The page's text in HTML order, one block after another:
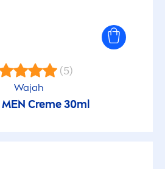
(5)
Wajah
MEN Creme30ml